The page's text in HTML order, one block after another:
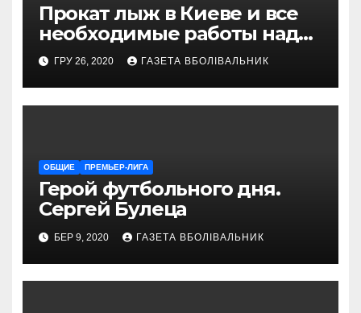
Прокат лыж в Киеве и все
необходимые работы над
снаряжением, которое
проводит магазин
«VELOPARK»
ГРУ 26, 2020 ГАЗЕТА ВБОЛІВАЛЬНИК
ОБЩИЕ ПРЕМЬЕР-ЛИГА
Герой футбольного дня.
Сергей Булеца
БЕР 9, 2020 ГАЗЕТА ВБОЛІВАЛЬНИК